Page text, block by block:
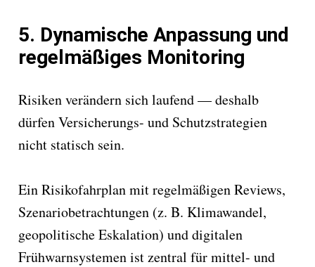
5. Dynamische Anpassung und
regelmäßiges Monitoring
Risiken verändern sich laufend — deshalb
dürfen Versicherungs- und Schutzstrategien
nicht statisch sein.
Ein Risikofahrplan mit regelmäßigen Reviews,
Szenariobetrachtungen (z. B. Klimawandel,
geopolitische Eskalation) und digitalen
Frühwarnsystemen ist zentral für mittel- und